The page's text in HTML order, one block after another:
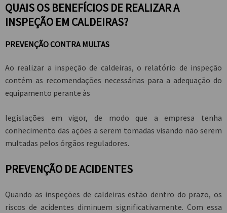
QUAIS OS BENEFÍCIOS DE REALIZAR A
INSPEÇÃO EM CALDEIRAS?
PREVENÇÃO CONTRA MULTAS
Ao realizar a inspeção de caldeiras, o relatório de inspeção
contém as recomendações necessárias para a adequação do
equipamento perante às
legislações em vigor, de modo que a empresa tenha
conhecimento das ações a serem tomadas visando não serem
multadas pelos órgãos reguladores.
PREVENÇÃO DE ACIDENTES
Quando as inspeções de caldeiras estão dentro do prazo, os
riscos de acidentes diminuem significativamente. Com essa